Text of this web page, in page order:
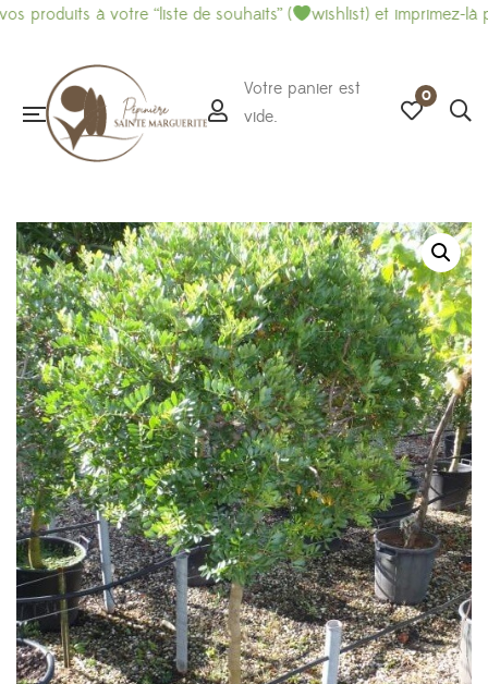
à votre “liste de souhaits” ( wishlist) et imprimez-là pour
Votre panier est
vide.
0